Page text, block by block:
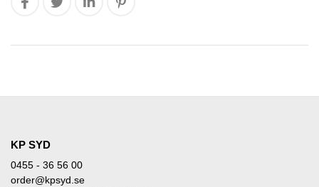
KP SYD
0455 - 36 56 00
order@kpsyd.se